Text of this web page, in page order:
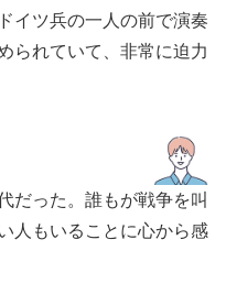
イツ兵の一人の前で演奏
られていて、非常に迫力
だった。誰もが戦争を叫
人もいることに心から感